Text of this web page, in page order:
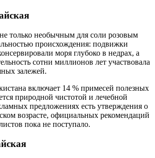
только необычным для соли розовым
происхождения: подвижки
моря глубоко в недрах, а
сотни миллионов лет участвовала
залежей.
включает 14 % примесей полезных
природной чистотой и лечебной
предложениях есть утверждения о
возрасте, официальных рекомендаций
пока не поступало.